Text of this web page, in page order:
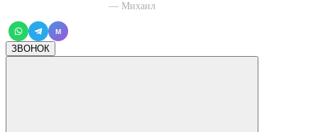
— Михаил
M
ЗВОНОК